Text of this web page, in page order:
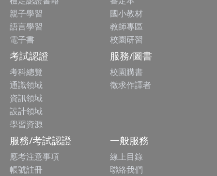
親子學習
語言學習
電子書
國小教材
教師專區
校園研習
考試認證
考科總覽
通識領域
資訊領域
設計領域
學習資源
服務/圖書
校園購書
徵求作譯者
服務/考試認證
應考注意事項
帳號註冊
一般服務
線上目錄
聯絡我們